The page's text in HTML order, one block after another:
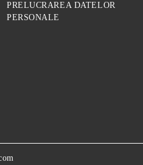
PRELUCRAREA DATELOR
PERSONALE